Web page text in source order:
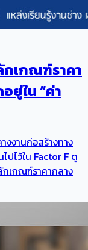
เกณฑ์ราคา
ยู่ใน “ค่า
งานก่อสร้างทาง
ปไว้ใน Factor F ดู
เกณฑ์ราคากลาง